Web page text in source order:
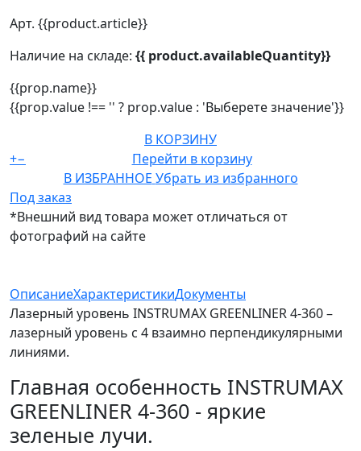
Арт. {{product.article}}
Наличие на складе: {{ product.availableQuantity}}
{{prop.name}}
{{prop.value !== '' ? prop.value : 'Выберете значение'}}
В КОРЗИНУ
+−
Перейти в корзину
В ИЗБРАННОЕ Убрать из избранного
Под заказ
*Внешний вид товара может отличаться от
фотографий на сайте
ОписаниеХарактеристикиДокументы
Лазерный уровень INSTRUMAX GREENLINER 4-360 –
лазерный уровень с 4 взаимно перпендикулярными
линиями.
Главная особенность INSTRUMAX
GREENLINER 4-360 - яркие
зеленые лучи.